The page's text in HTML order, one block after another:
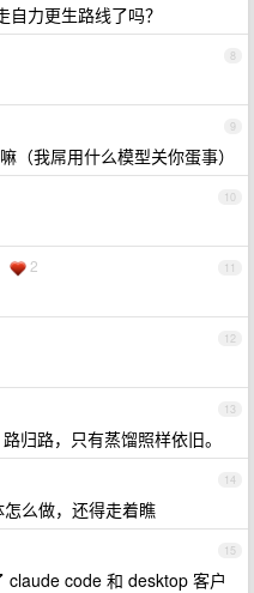
力更生路线了吗？
8
9
（我屌用什么模型关你蛋事）
10
11
2
12
13
归路，只有蒸馏照样依旧。
14
么做，还得走着瞧
15
claude code 和 desktop 客户